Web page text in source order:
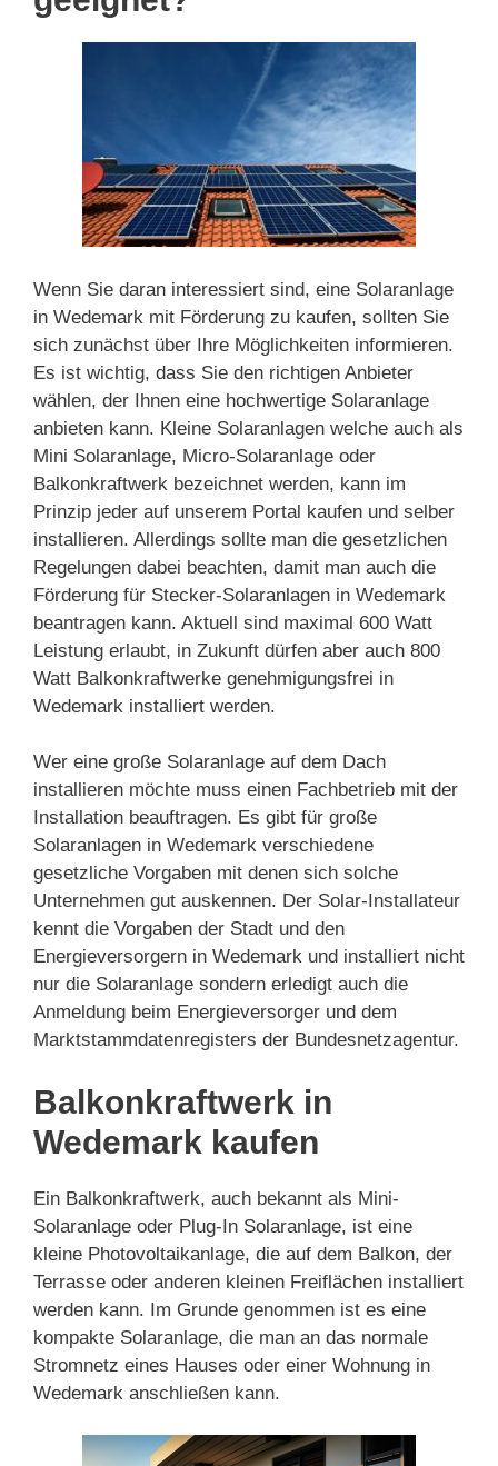
Wenn Sie daran interessiert sind, eine Solaranlage
in Wedemark mit Förderung zu kaufen, sollten Sie
sich zunächst über Ihre Möglichkeiten informieren.
Es ist wichtig, dass Sie den richtigen Anbieter
wählen, der Ihnen eine hochwertige Solaranlage
anbieten kann. Kleine Solaranlagen welche auch als
Mini Solaranlage, Micro-Solaranlage oder
Balkonkraftwerk bezeichnet werden, kann im
Prinzip jeder auf unserem Portal kaufen und selber
installieren. Allerdings sollte man die gesetzlichen
Regelungen dabei beachten, damit man auch die
Förderung für Stecker-Solaranlagen in Wedemark
beantragen kann. Aktuell sind maximal 600 Watt
Leistung erlaubt, in Zukunft dürfen aber auch 800
Watt Balkonkraftwerke genehmigungsfrei in
Wedemark installiert werden.
Wer eine große Solaranlage auf dem Dach
installieren möchte muss einen Fachbetrieb mit der
Installation beauftragen. Es gibt für große
Solaranlagen in Wedemark verschiedene
gesetzliche Vorgaben mit denen sich solche
Unternehmen gut auskennen. Der Solar-Installateur
kennt die Vorgaben der Stadt und den
Energieversorgern in Wedemark und installiert nicht
nur die Solaranlage sondern erledigt auch die
Anmeldung beim Energieversorger und dem
Marktstammdatenregisters der Bundesnetzagentur.
Balkonkraftwerk in
Wedemark kaufen
Ein Balkonkraftwerk, auch bekannt als Mini-
Solaranlage oder Plug-In Solaranlage, ist eine
kleine Photovoltaikanlage, die auf dem Balkon, der
Terrasse oder anderen kleinen Freiflächen installiert
werden kann. Im Grunde genommen ist es eine
kompakte Solaranlage, die man an das normale
Stromnetz eines Hauses oder einer Wohnung in
Wedemark anschließen kann.